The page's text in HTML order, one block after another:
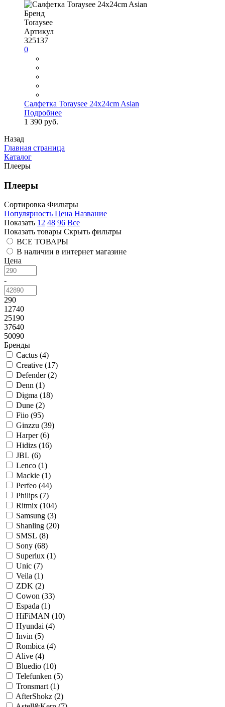
Бренд
Toraysee
Артикул
325137
0
Салфетка Toraysee 24x24cm Asian
Подробнее
1 390 руб.
Назад
Главная страница
Каталог
Плееры
Плееры
Сортировка Фильтры
Популярность Цена Название
Показать 12 48 96 Все
Показать товары Скрыть фильтры
ВСЕ ТОВАРЫ
В наличии в интернет магазине
Цена
-
290
12740
25190
37640
50090
Бренды
Cactus (4)
Creative (17)
Defender (2)
Denn (1)
Digma (18)
Dune (2)
Fiio (95)
Ginzzu (39)
Harper (6)
Hidizs (16)
JBL (6)
Lenco (1)
Mackie (1)
Perfeo (44)
Philips (7)
Ritmix (104)
Samsung (3)
Shanling (20)
SMSL (8)
Sony (68)
Superlux (1)
Unic (7)
Veila (1)
ZDK (2)
Cowon (33)
Espada (1)
HiFiMAN (10)
Hyundai (4)
Invin (5)
Rombica (4)
Alive (4)
Bluedio (10)
Telefunken (5)
Tronsmart (1)
AfterShokz (2)